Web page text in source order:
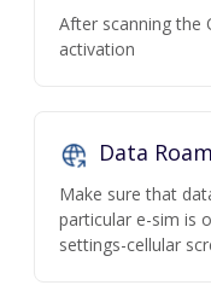
After scanning the
activation
Data
Make sure that
particular e-sim is
settings-cellular